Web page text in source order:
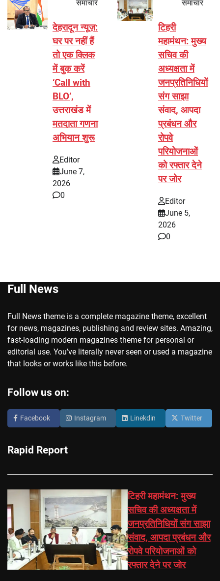
समाचार
देहरादून न्यूज़:
घर पर नहीं हैं
तो एक क्लिक
में बुक करें
‘Call with
BLO’,
उत्तराखंड में
मतदाता गणना
अभियान शुरू
Editor
June 7,
2026
0
समाचार
टिहरी
महामंथन: मुख्य
सचिव की
अध्यक्षता में
जनप्रतिनिधियों
संग साझा
संवाद, आपदा
प्रबंधन और
रोपवे
परियोजनाओं
को रफ्तार देने
पर जोर
Editor
June 5,
2026
0
Full News
Full News theme is a complete magazine theme, excellent
for news, magazines, publishing and review sites. Amazing,
fast-loading modern magazines theme for personal or
editorial use. You’ve literally never seen or used a magazine
that looks or works like this before.
Follow us on:
Facebook Instagram Linekdin Twitter
Rapid Report
टिहरी महामंथन: मुख्य
सचिव की अध्यक्षता में
जनप्रतिनिधियों संग साझा
संवाद, आपदा प्रबंधन और
रोपवे परियोजनाओं को
रफ्तार देने पर जोर